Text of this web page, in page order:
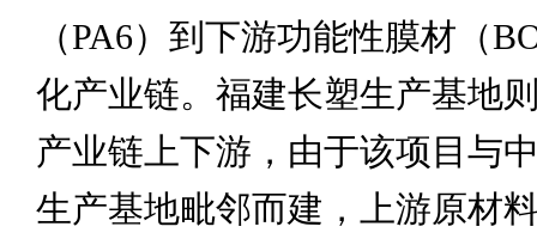
（PA6）到下游功能性膜材（
化产业链。福建长塑生产基地
产业链上下游，由于该项目与
生产基地毗邻而建，上游原材